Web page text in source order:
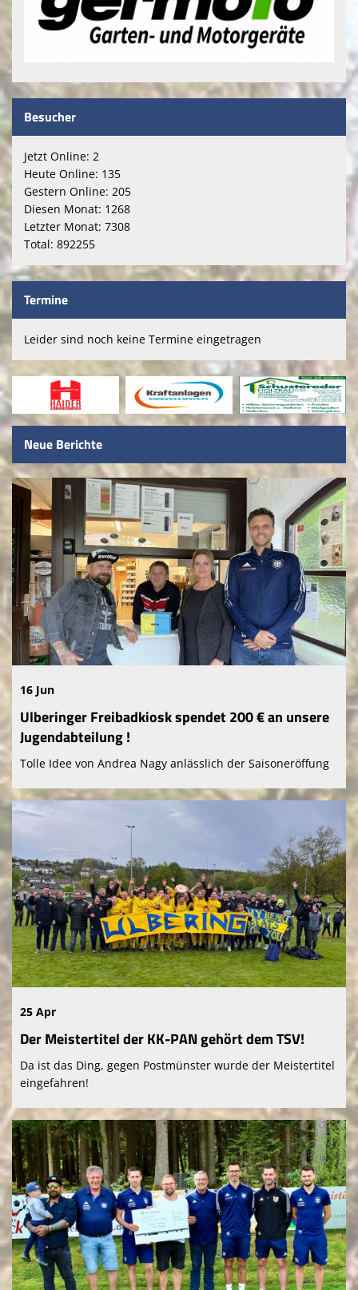
Besucher
Jetzt Online: 2
Heute Online: 135
Gestern Online: 205
Diesen Monat: 1268
Letzter Monat: 7308
Total: 892255
Termine
Leider sind noch keine Termine eingetragen
Neue Berichte
16 Jun
Ulberinger Freibadkiosk spendet 200 € an unsere
Jugendabteilung !
Tolle Idee von Andrea Nagy anlässlich der Saisoneröffung
25 Apr
Der Meistertitel der KK-PAN gehört dem TSV!
Da ist das Ding, gegen Postmünster wurde der Meistertitel
eingefahren!